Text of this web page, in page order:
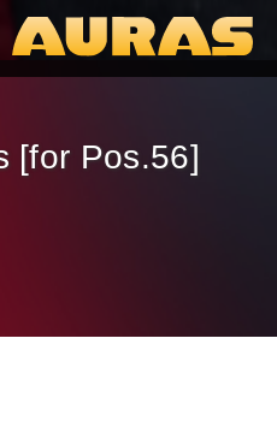
[for Pos.56]